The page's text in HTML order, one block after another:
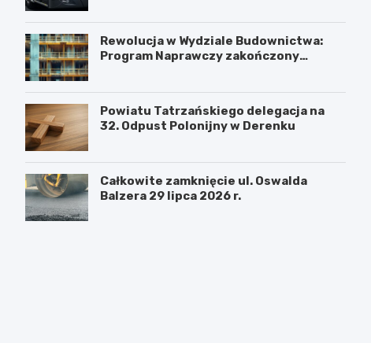
Rewolucja w Wydziale Budownictwa:
Program Naprawczy zakończony
Powiatu Tatrzańskiego delegacja na
32. Odpust Polonijny w Derenku
Całkowite zamknięcie ul. Oswalda
Balzera 29 lipca 2026 r.